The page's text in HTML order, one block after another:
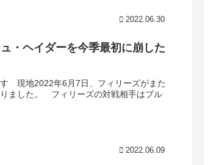
2022.06.30
・ヘイダーを今季最初に崩した
現地2022年6月7日、フィリーズがまた
ました。 フィリーズの対戦相手はブル
2022.06.09